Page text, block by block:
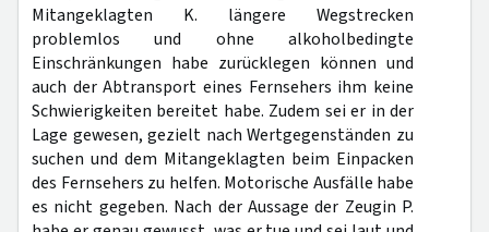
Mitangeklagten K. längere Wegstrecken
problemlos und ohne alkoholbedingte
Einschränkungen habe zurücklegen können und
auch der Abtransport eines Fernsehers ihm keine
Schwierigkeiten bereitet habe. Zudem sei er in der
Lage gewesen, gezielt nach Wertgegenständen zu
suchen und dem Mitangeklagten beim Einpacken
des Fernsehers zu helfen. Motorische Ausfälle habe
es nicht gegeben. Nach der Aussage der Zeugin P.